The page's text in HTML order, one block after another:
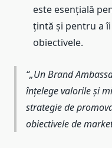
este esențială
țintă și pentru a
obiectivele.
„Un Brand
înțelege valorile și
strategie de
obiectivele de